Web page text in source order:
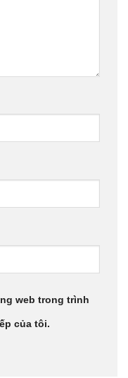
web trong trình
của tôi.